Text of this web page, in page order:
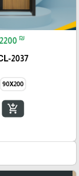
2200 ₪
2037
90X200
add_shopping_cart